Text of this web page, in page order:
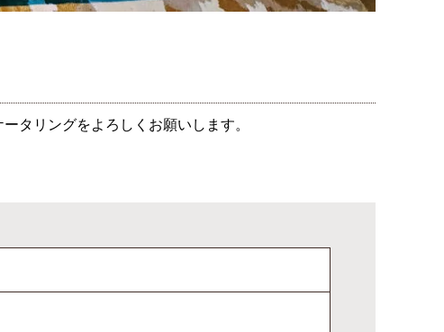
タリングをよろしくお願いします。